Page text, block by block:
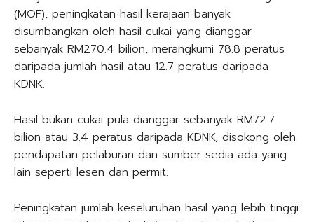
(MOF), peningkatan hasil kerajaan banyak
disumbangkan oleh hasil cukai yang dianggar
sebanyak RM270.4 bilion, merangkumi 78.8 peratus
daripada jumlah hasil atau 12.7 peratus daripada
KDNK.
Hasil bukan cukai pula dianggar sebanyak RM72.7
bilion atau 3.4 peratus daripada KDNK, disokong oleh
pendapatan pelaburan dan sumber sedia ada yang
lain seperti lesen dan permit.
Peningkatan jumlah keseluruhan hasil yang lebih tinggi